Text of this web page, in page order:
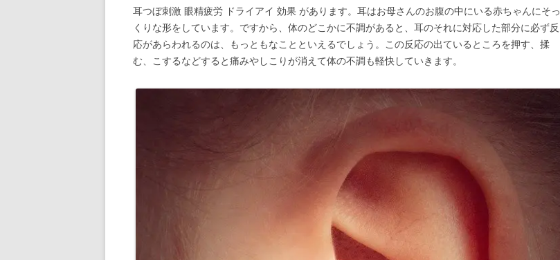
耳つぼ刺激 眼精疲労 ドライアイ 効果 があります。耳はお母さんのお腹の中にいる赤ちゃんにそっ
くりな形をしています。ですから、体のどこかに不調があると、耳のそれに対応した部分に必ず反
応があらわれるのは、もっともなことといえるでしょう。この反応の出ているところを押す、揉
む、こするなどすると痛みやしこりが消えて体の不調も軽快していきます。